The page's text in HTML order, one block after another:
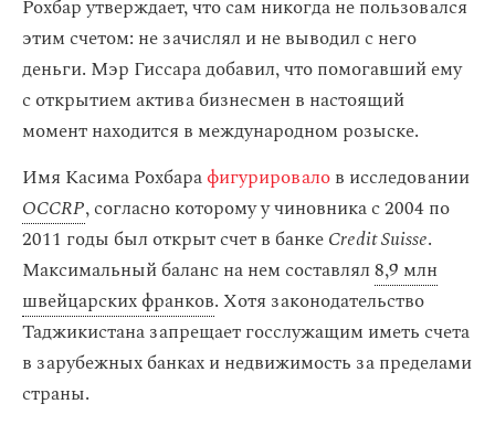
Рохбар утверждает, что сам никогда не пользовался
этим счетом: не зачислял и не выводил с него
деньги. Мэр Гиссара добавил, что помогавший ему
с открытием актива бизнесмен в настоящий
момент находится в международном розыске.
Имя Касима Рохбарафигурировалов исследовании
OCCRP, согласно которому у чиновника с 2004 по
2011 годы был открыт счет в банкеCredit Suisse.
Максимальный баланс на нем составлял8,9 млн
швейцарских франков. Хотя законодательство
Таджикистана запрещает госслужащим иметь счета
в зарубежных банках и недвижимость за пределами
страны.